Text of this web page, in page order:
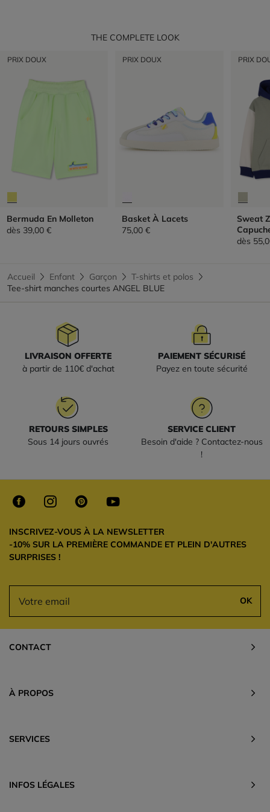
THE COMPLETE LOOK
PRIX DOUX
Bermuda En Molleton
dès 39,00 €
PRIX DOUX
Basket À Lacets
75,00 €
PRIX
Sweat
dès
Accueil Enfant Garçon
T-shirts et polos
Tee-shirt manches courtes ANGEL BLUE
LIVRAISON OFFERTE
à partir de 110€ d'achat
PAIEMENT SÉCURISÉ
Payez en toute sécurité
RETOURS SIMPLES
Sous 14 jours ouvrés
SERVICE CLIENT
Besoin d'aide ? Contactez-nous
!
INSCRIVEZ-VOUS À LA NEWSLETTER
-10% SUR LA PREMIÈRE COMMANDE ET PLEIN D'AUTRES
SURPRISES !
OK
CONTACT
À PROPOS
SERVICES
INFOS LÉGALES